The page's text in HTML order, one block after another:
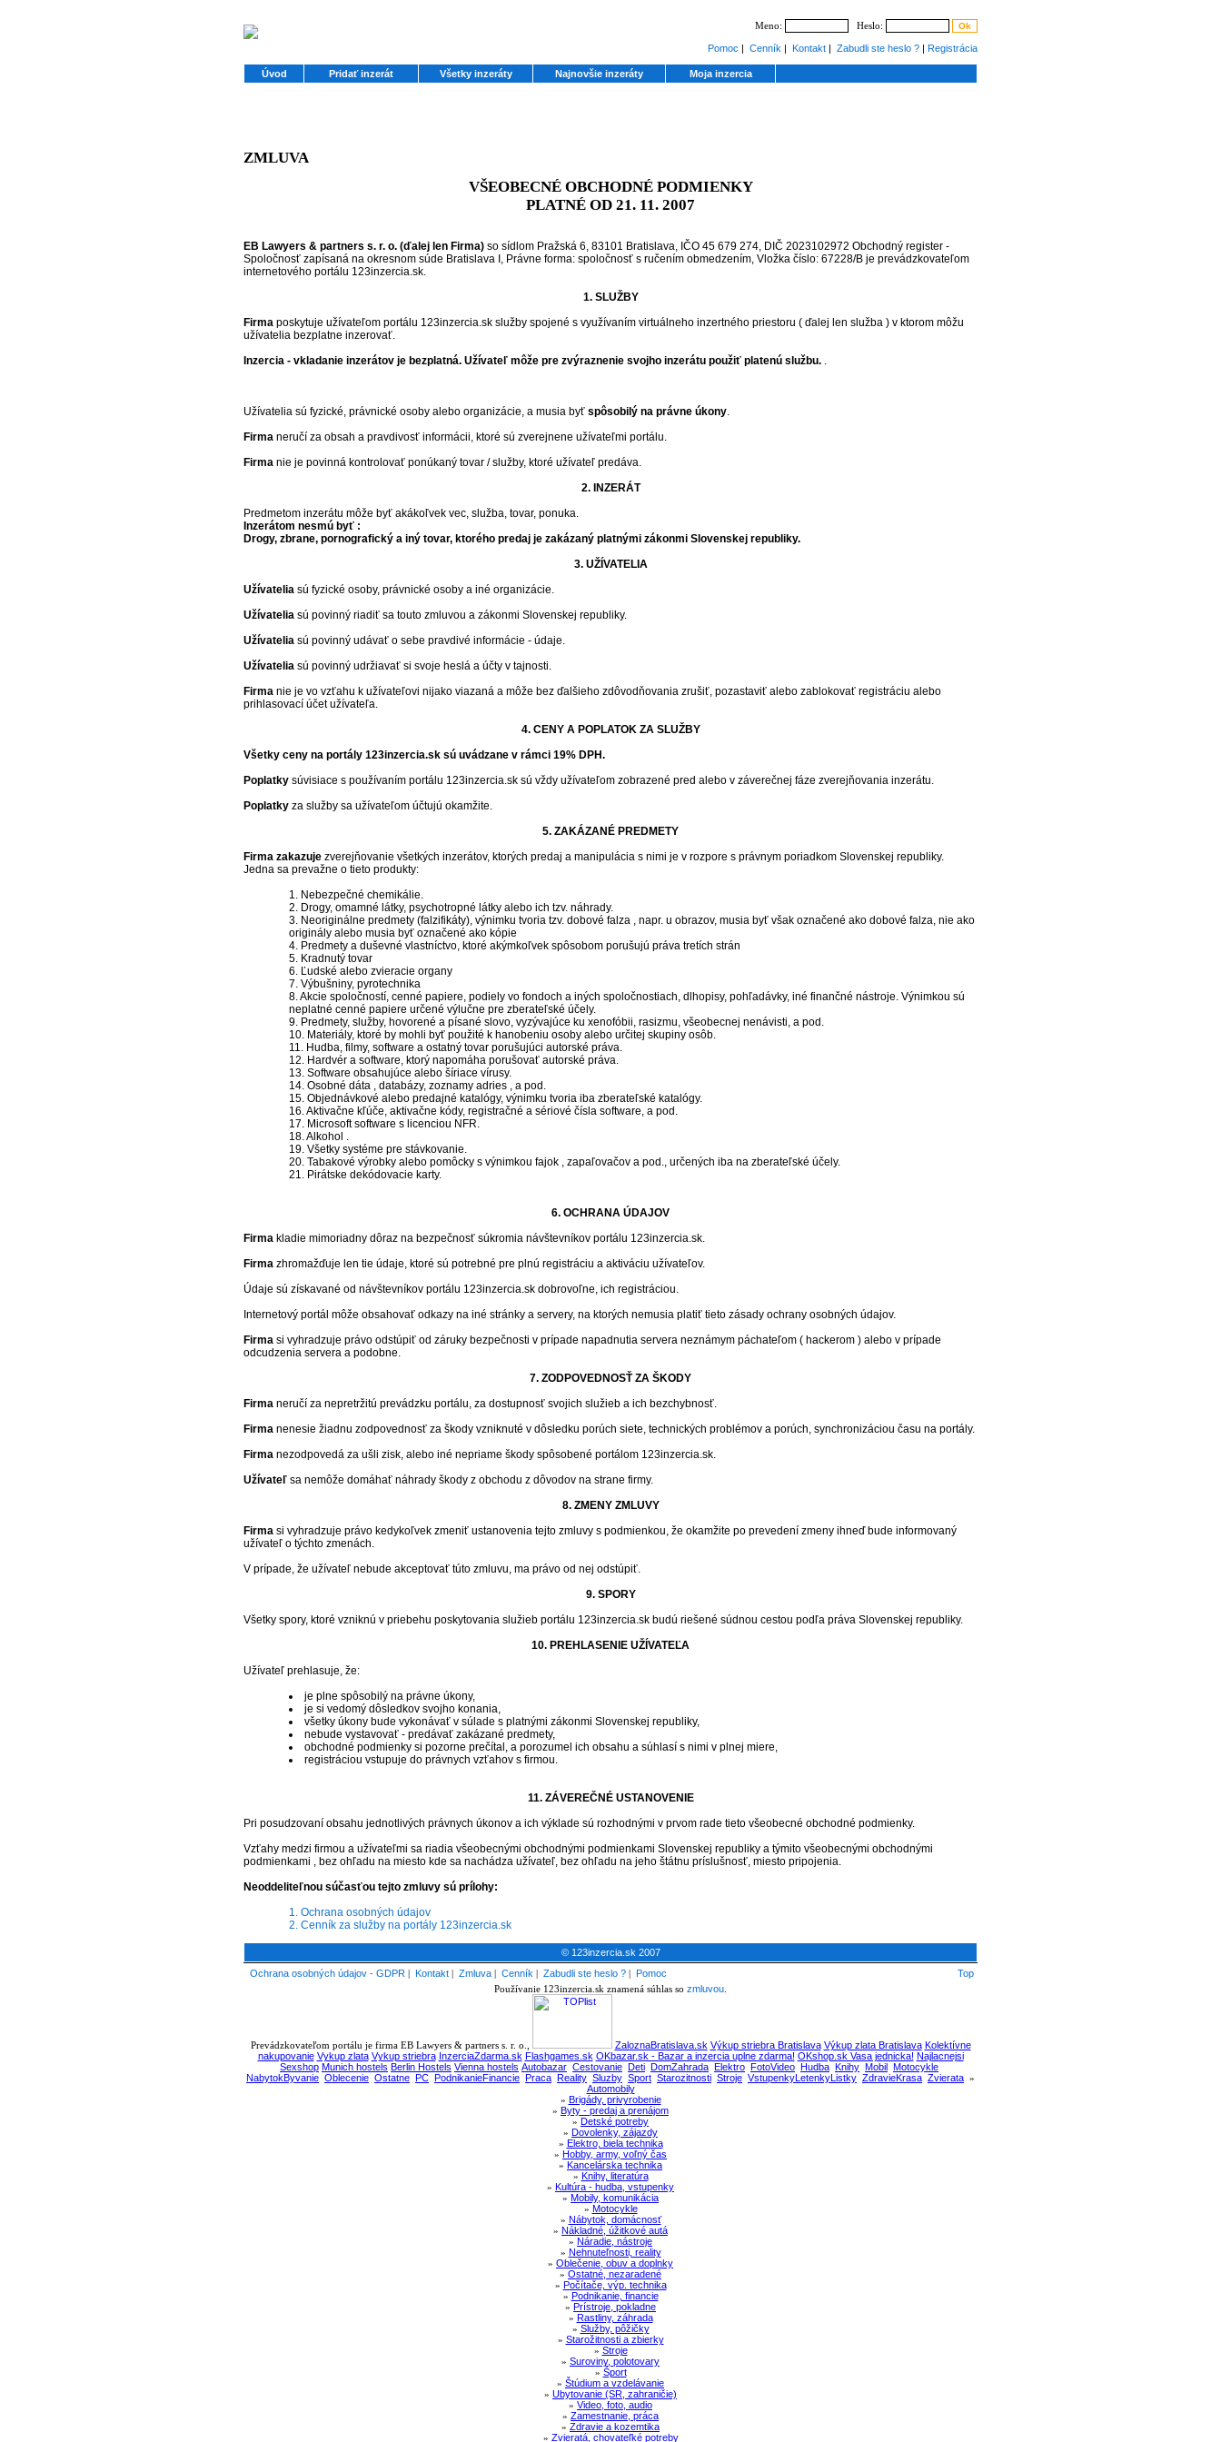
Meno: Heslo:
Pomoc | Cenník | Kontakt | Zabudli ste heslo ? | Registrácia
Úvod Pridať inzerát Všetky inzeráty Najnovšie inzeráty Moja inzercia
ZMLUVA
VŠEOBECNÉ OBCHODNÉ PODMIENKY
PLATNÉ OD 21. 11. 2007
EB Lawyers & partners s. r. o. (ďalej len Firma) so sídlom Pražská 6, 83101 Bratislava, IČO 45 679 274, DIČ 2023102972 Obchodný register -
Spoločnosť zapísaná na okresnom súde Bratislava I, Právne forma: spoločnosť s ručením obmedzením, Vložka číslo: 67228/B je prevádzkovateľom
internetového portálu 123inzercia.sk.
1. SLUŽBY
Firma poskytuje užívateľom portálu 123inzercia.sk služby spojené s využívaním virtuálneho inzertného priestoru ( ďalej len služba ) v ktorom môžu
užívatelia bezplatne inzerovať.
Inzercia - vkladanie inzerátov je bezplatná. Užívateľ môže pre zvýraznenie svojho inzerátu použiť platenú službu. .
Užívatelia sú fyzické, právnické osoby alebo organizácie, a musia byť spôsobilý na právne úkony.
Firma neručí za obsah a pravdivosť informácii, ktoré sú zverejnene užívateľmi portálu.
Firma nie je povinná kontrolovať ponúkaný tovar / služby, ktoré užívateľ predáva.
2. INZERÁT
Predmetom inzerátu môže byť akákoľvek vec, služba, tovar, ponuka.
Inzerátom nesmú byť :
Drogy, zbrane, pornografický a iný tovar, ktorého predaj je zakázaný platnými zákonmi Slovenskej republiky.
3. UŽÍVATELIA
Užívatelia sú fyzické osoby, právnické osoby a iné organizácie.
Užívatelia sú povinný riadiť sa touto zmluvou a zákonmi Slovenskej republiky.
Užívatelia sú povinný udávať o sebe pravdivé informácie - údaje.
Užívatelia sú povinný udržiavať si svoje heslá a účty v tajnosti.
Firma nie je vo vzťahu k užívateľovi nijako viazaná a môže bez ďalšieho zdôvodňovania zrušiť, pozastaviť alebo zablokovať registráciu alebo
prihlasovací účet užívateľa.
4. CENY A POPLATOK ZA SLUŽBY
Všetky ceny na portály 123inzercia.sk sú uvádzane v rámci 19% DPH.
Poplatky súvisiace s používaním portálu 123inzercia.sk sú vždy užívateľom zobrazené pred alebo v záverečnej fáze zverejňovania inzerátu.
Poplatky za služby sa užívateľom účtujú okamžite.
5. ZAKÁZANÉ PREDMETY
Firma zakazuje zverejňovanie všetkých inzerátov, ktorých predaj a manipulácia s nimi je v rozpore s právnym poriadkom Slovenskej republiky.
Jedna sa prevažne o tieto produkty:
1. Nebezpečné chemikálie.
2. Drogy, omamné látky, psychotropné látky alebo ich tzv. náhrady.
3. Neoriginálne predmety (falzifikáty), výnimku tvoria tzv. dobové falza , napr. u obrazov, musia byť však označené ako dobové falza, nie ako
originály alebo musia byť označené ako kópie
4. Predmety a duševné vlastníctvo, ktoré akýmkoľvek spôsobom porušujú práva tretích strán
5. Kradnutý tovar
6. Ľudské alebo zvieracie organy
7. Výbušniny, pyrotechnika
8. Akcie spoločností, cenné papiere, podiely vo fondoch a iných spoločnostiach, dlhopisy, pohľadávky, iné finančné nástroje. Výnimkou sú
neplatné cenné papiere určené výlučne pre zberateľské účely.
9. Predmety, služby, hovorené a písané slovo, vyzývajúce ku xenofóbii, rasizmu, všeobecnej nenávisti, a pod.
10. Materiály, ktoré by mohli byť použité k hanobeniu osoby alebo určitej skupiny osôb.
11. Hudba, filmy, software a ostatný tovar porušujúci autorské práva.
12. Hardvér a software, ktorý napomáha porušovať autorské práva.
13. Software obsahujúce alebo šíriace vírusy.
14. Osobné dáta , databázy, zoznamy adries , a pod.
15. Objednávkové alebo predajné katalógy, výnimku tvoria iba zberateľské katalógy.
16. Aktivačne kľúče, aktivačne kódy, registračné a sériové čísla software, a pod.
17. Microsoft software s licenciou NFR.
18. Alkohol .
19. Všetky systéme pre stávkovanie.
20. Tabakové výrobky alebo pomôcky s výnimkou fajok , zapaľovačov a pod., určených iba na zberateľské účely.
21. Pirátske dekódovacie karty.
6. OCHRANA ÚDAJOV
Firma kladie mimoriadny dôraz na bezpečnosť súkromia návštevníkov portálu 123inzercia.sk.
Firma zhromažďuje len tie údaje, ktoré sú potrebné pre plnú registráciu a aktiváciu užívateľov.
Údaje sú získavané od návštevníkov portálu 123inzercia.sk dobrovoľne, ich registráciou.
Internetový portál môže obsahovať odkazy na iné stránky a servery, na ktorých nemusia platiť tieto zásady ochrany osobných údajov.
Firma si vyhradzuje právo odstúpiť od záruky bezpečnosti v prípade napadnutia servera neznámym páchateľom ( hackerom ) alebo v prípade
odcudzenia servera a podobne.
7. ZODPOVEDNOSŤ ZA ŠKODY
Firma neručí za nepretržitú prevádzku portálu, za dostupnosť svojich služieb a ich bezchybnosť.
Firma nenesie žiadnu zodpovednosť za škody vzniknuté v dôsledku porúch siete, technických problémov a porúch, synchronizáciou času na portály.
Firma nezodpovedá za ušli zisk, alebo iné nepriame škody spôsobené portálom 123inzercia.sk.
Užívateľ sa nemôže domáhať náhrady škody z obchodu z dôvodov na strane firmy.
8. ZMENY ZMLUVY
Firma si vyhradzuje právo kedykoľvek zmeniť ustanovenia tejto zmluvy s podmienkou, že okamžite po prevedení zmeny ihneď bude informovaný
užívateľ o týchto zmenách.
V prípade, že užívateľ nebude akceptovať túto zmluvu, ma právo od nej odstúpiť.
9. SPORY
Všetky spory, ktoré vzniknú v priebehu poskytovania služieb portálu 123inzercia.sk budú riešené súdnou cestou podľa práva Slovenskej republiky.
10. PREHLASENIE UŽÍVATEĽA
Užívateľ prehlasuje, že:
je plne spôsobilý na právne úkony,
je si vedomý dôsledkov svojho konania,
všetky úkony bude vykonávať v súlade s platnými zákonmi Slovenskej republiky,
nebude vystavovať - predávať zakázané predmety,
obchodné podmienky si pozorne prečítal, a porozumel ich obsahu a súhlasí s nimi v plnej miere,
registráciou vstupuje do právnych vzťahov s firmou.
11. ZÁVEREČNÉ USTANOVENIE
Pri posudzovaní obsahu jednotlivých právnych úkonov a ich výklade sú rozhodnými v prvom rade tieto všeobecné obchodné podmienky.
Vzťahy medzi firmou a užívateľmi sa riadia všeobecnými obchodnými podmienkami Slovenskej republiky a týmito všeobecnými obchodnými
podmienkami , bez ohľadu na miesto kde sa nachádza užívateľ, bez ohľadu na jeho štátnu príslušnosť, miesto pripojenia.
Neoddeliteľnou súčasťou tejto zmluvy sú prílohy:
1. Ochrana osobných údajov
2. Cenník za služby na portály 123inzercia.sk
© 123inzercia.sk 2007
Ochrana osobných údajov - GDPR | Kontakt | Zmluva | Cenník | Zabudli ste heslo ? | Pomoc
Top
Používanie 123inzercia.sk znamená súhlas so zmluvou
Prevádzkovateľom portálu je firma EB Lawyers & partners s. r. o., ZaloznaBratislava.sk Výkup striebra Bratislava Výkup zlata Bratislava Kolektívne
nakupovanie Vykup zlata Vykup striebra InzerciaZdarma.sk Flashgames.sk OKbazar.sk - Bazar a inzercia uplne zdarma! OKshop.sk Vasa jednicka! Najlacnejsi
Sexshop Munich hostels Berlin Hostels Vienna hostels Autobazar Cestovanie Deti DomZahrada Elektro FotoVideo Hudba Knihy Mobil Motocykle
NabytokByvanie Oblecenie Ostatne PC PodnikanieFinancie Praca Reality Sluzby Sport Starozitnosti Stroje VstupenkyLetenkyListky ZdravieKrasa Zvierata »
Automobily
» Brigády, privyrobenie
» Byty - predaj a prenájom
» Detské potreby
» Dovolenky, zájazdy
» Elektro, biela technika
» Hobby, army, voľný čas
» Kancelárska technika
» Knihy, literatúra
» Kultúra - hudba, vstupenky
» Mobily, komunikácia
» Motocykle
» Nábytok, domácnosť
» Nákladné, úžitkové autá
» Náradie, nástroje
» Nehnuteľnosti, reality
» Oblečenie, obuv a doplnky
» Ostatné, nezaradené
» Počítače, výp. technika
» Podnikanie, financie
» Prístroje, pokladne
» Rastliny, záhrada
» Služby, pôžičky
» Starožitnosti a zbierky
» Stroje
» Suroviny, polotovary
» Šport
» Štúdium a vzdelávanie
» Ubytovanie (SR, zahraničie)
» Video, foto, audio
» Zamestnanie, práca
» Zdravie a kozemtika
» Zvieratá, chovateľké potreby